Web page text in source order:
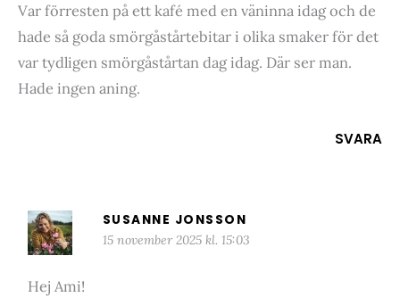
Var förresten på ett kafé med en väninna idag och de
hade så goda smörgåstårtebitar i olika smaker för det
var tydligen smörgåstårtan dag idag. Där ser man.
Hade ingen aning.
SVARA
SUSANNE JONSSON
15 november 2025 kl. 15:03
Hej Ami!